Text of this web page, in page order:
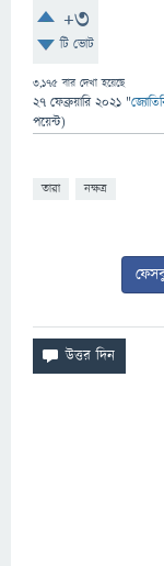
+3
টি ভোট
3,175 বার দেখা হয়েছে
27 ফেব্রুয়ারি 2021 "
পয়েন্ট)
তারা নক্ষত্র